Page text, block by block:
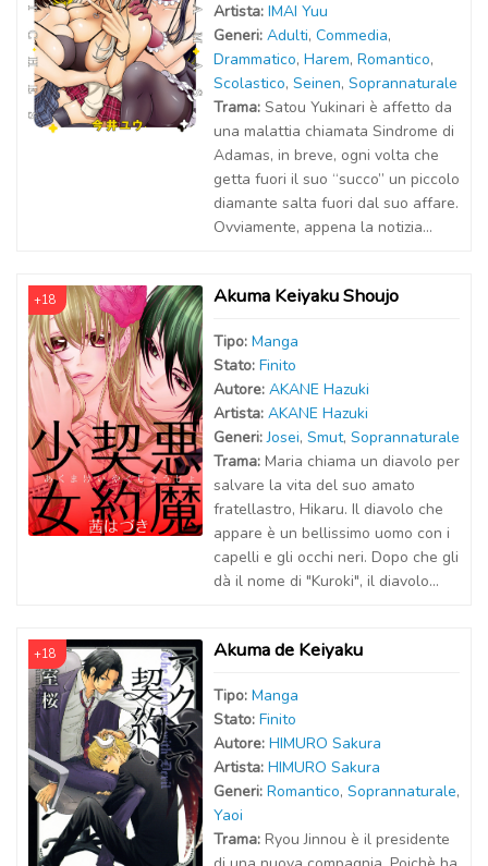
Artista: IMAI Yuu
Generi: Adulti, Commedia,
Drammatico, Harem, Romantico,
Scolastico, Seinen, Soprannaturale
Trama: Satou Yukinari è affetto da
una malattia chiamata Sindrome di
Adamas, in breve, ogni volta che
getta fuori il suo “succo” un piccolo
diamante salta fuori dal suo affare.
Ovviamente, appena la notizia...
+18 Akuma Keiyaku Shoujo
Tipo: Manga
Stato: Finito
Autore: AKANE Hazuki
Artista: AKANE Hazuki
Generi:Josei, Smut, Soprannaturale
Trama: Maria chiama un diavolo per
salvare la vita del suo amato
fratellastro, Hikaru. Il diavolo che
appare è un bellissimo uomo con i
capelli e gli occhi neri. Dopo che gli
dà il nome di "Kuroki", il diavolo...
+18 Akuma de Keiyaku
Tipo: Manga
Stato: Finito
Autore: HIMURO Sakura
Artista: HIMURO Sakura
Generi: Romantico, Soprannaturale,
Yaoi
Trama: Ryou Jinnou è il presidente